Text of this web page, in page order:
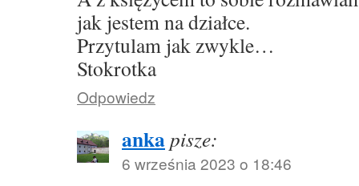
jak jestem na działce.
Przytulam jak zwykle…
Stokrotka
Odpowiedz
ankapisze:
6 września 2023 o 18:46